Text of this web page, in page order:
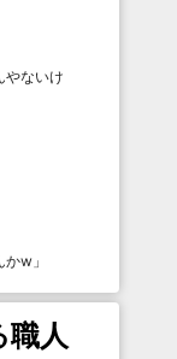
やないけ
かw 」
人